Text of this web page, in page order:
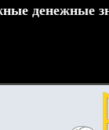
денежные